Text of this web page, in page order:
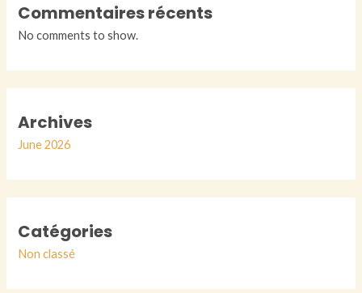
Commentaires récents
No comments to show.
Archives
June 2026
Catégories
Non classé